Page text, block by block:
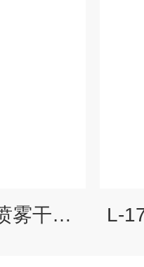
L-217型小型微型喷雾干燥机 L-